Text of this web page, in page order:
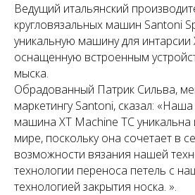
Ведущий итальянский
кругловязальных машин Santoni
уникальную машину для интарсии
оснащенную встроенным
мыска.
Обрадованный Патрик Сильва,
маркетингу Santoni, сказал:
машина XT Machine TC
мире, поскольку она сочетает в
возможности вязания нашей
технологии переноса петель с
технологией закрытия носка. ».